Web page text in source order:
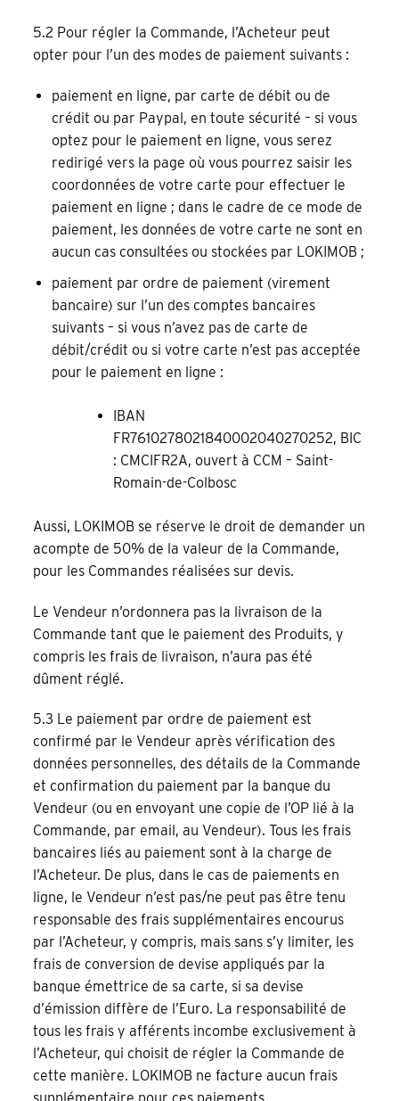
5.2 Pour régler la Commande, l’Acheteur peut
opter pour l’un des modes de paiement suivants :
paiement en ligne, par carte de débit ou de
crédit ou par Paypal, en toute sécurité – si vous
optez pour le paiement en ligne, vous serez
redirigé vers la page où vous pourrez saisir les
coordonnées de votre carte pour effectuer le
paiement en ligne ; dans le cadre de ce mode de
paiement, les données de votre carte ne sont en
aucun cas consultées ou stockées par LOKIMOB ;
paiement par ordre de paiement (virement
bancaire) sur l’un des comptes bancaires
suivants – si vous n’avez pas de carte de
débit/crédit ou si votre carte n’est pas acceptée
pour le paiement en ligne :
IBAN
FR7610278021840002040270252, BIC
: CMCIFR2A, ouvert à CCM – Saint-
Romain-de-Colbosc
Aussi, LOKIMOB se réserve le droit de demander un
acompte de 50% de la valeur de la Commande,
pour les Commandes réalisées sur devis.
Le Vendeur n’ordonnera pas la livraison de la
Commande tant que le paiement des Produits, y
compris les frais de livraison, n’aura pas été
dûment réglé.
5.3 Le paiement par ordre de paiement est
confirmé par le Vendeur après vérification des
données personnelles, des détails de la Commande
et confirmation du paiement par la banque du
Vendeur (ou en envoyant une copie de l’OP lié à la
Commande, par email, au Vendeur). Tous les frais
bancaires liés au paiement sont à la charge de
l’Acheteur. De plus, dans le cas de paiements en
ligne, le Vendeur n’est pas/ne peut pas être tenu
responsable des frais supplémentaires encourus
par l’Acheteur, y compris, mais sans s’y limiter, les
frais de conversion de devise appliqués par la
banque émettrice de sa carte, si sa devise
d’émission diffère de l’Euro. La responsabilité de
tous les frais y afférents incombe exclusivement à
l’Acheteur, qui choisit de régler la Commande de
cette manière. LOKIMOB ne facture aucun frais